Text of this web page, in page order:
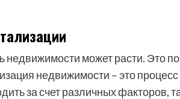
недвижимости может расти. Это
недвижимости – это
за счет различных факторов,